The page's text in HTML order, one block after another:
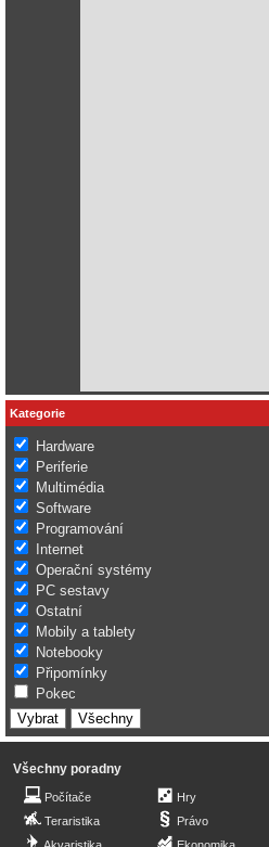
Kategorie
Hardware
Periferie
Multimédia
Software
Programování
Internet
Operační systémy
PC sestavy
Ostatní
Mobily a tablety
Notebooky
Připomínky
Pokec
Všechny poradny
Počítače
Teraristika
Hry
Právo